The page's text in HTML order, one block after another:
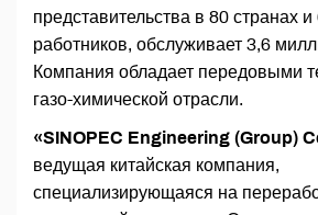
представительства в 80 странах
работников, обслуживает 3,6
Компания обладает передовыми
газо-химической отрасли.
«SINOPEC Engineering (Group)
ведущая китайская компания,
специализирующаяся на